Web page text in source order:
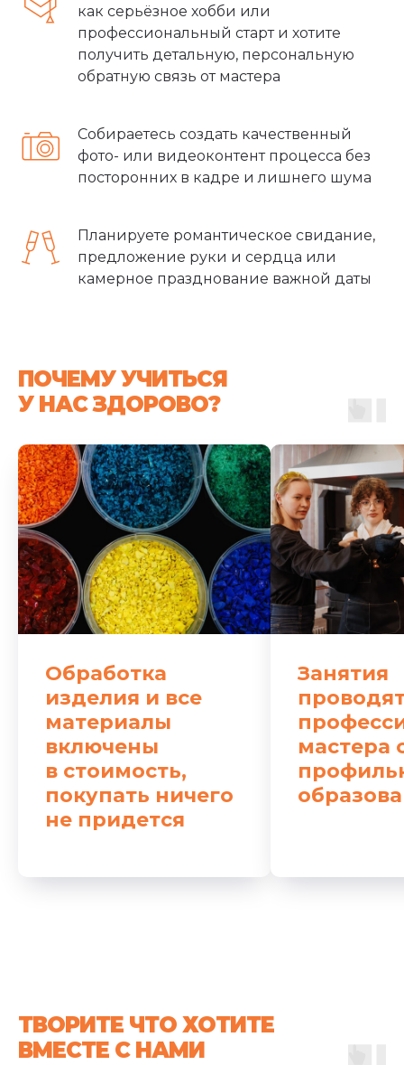
как серьёзное хобби или
профессиональный старт и хотите
получить детальную, персональную
обратную связь от мастера
Собираетесь создать качественный
фото- или видеоконтент процесса без
посторонних в кадре и лишнего шума
Планируете романтическое свидание,
предложение руки и сердца или
камерное празднование важной даты
ПОЧЕМУ УЧИТЬСЯ
У НАС ЗДОРОВО?
Обработка
изделия и все
материалы
включены
в стоимость,
покупать ничего
не придется
Занятия
мастера
ТВОРИТЕ ЧТО ХОТИТЕ
ВМЕСТЕ С НАМИ